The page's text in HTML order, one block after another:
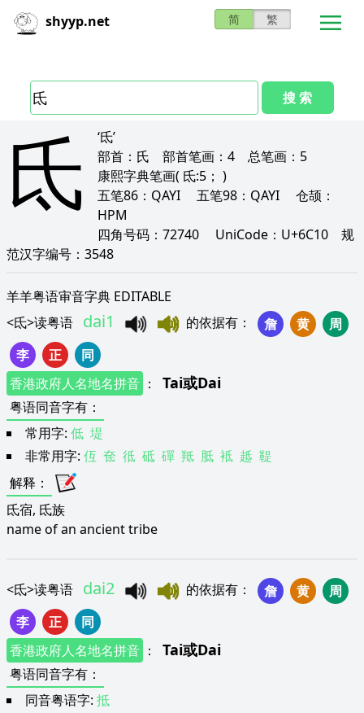
shyyp.net 简 繁
搜 索
氐
‘氐’
部首： 氏 部首笔画： 4 总笔画： 5
康熙字典笔画( 氐:5； )
五笔86： QAYI 五笔98： QAYI 仓颉：
HPM
四角号码： 72740 UniCode： U+6C10 规
范汉字编号： 3548
羊羊粤语审音字典 EDITABLE
<氐>读粤语 dai1 的依据有 ： 詹 黄
周
李
正
同
香港政府人名地名拼音 ： Tai或Dai
粤语同音字有 ：
常用字: 低 堤
非常用字: 仾 奃 彽 砥 磾 羝 胝 袛 趆 鞮
解释 ：
氐宿, 氐族
name of an ancient tribe
<氐>读粤语 dai2 的依据有 ： 詹 黄
周
李
正
同
香港政府人名地名拼音 ： Tai或Dai
粤语同音字有 ：
同音粤语字: 抵